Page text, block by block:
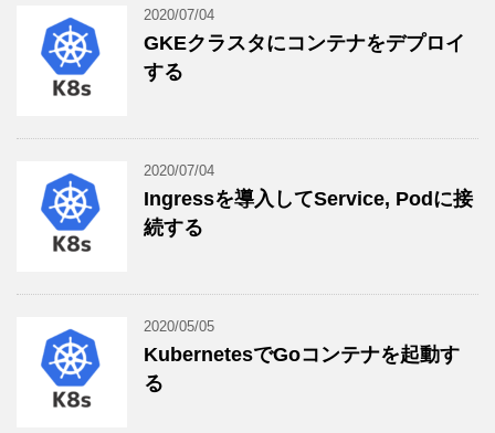
2020/07/04
GKEクラスタにコンテナをデプロイ
する
2020/07/04
Ingressを導入してService, Podに接
続する
2020/05/05
KubernetesでGoコンテナを起動す
る